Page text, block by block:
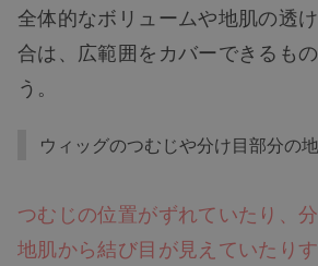
全体的なボリュームや地肌の透
合は、広範囲をカバーできるも
う。
ウィッグのつむじや分け目部分の
つむじの位置がずれていたり、
地肌から結び目が見えていたり